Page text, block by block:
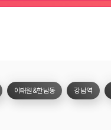
이태원&한남동 강남역